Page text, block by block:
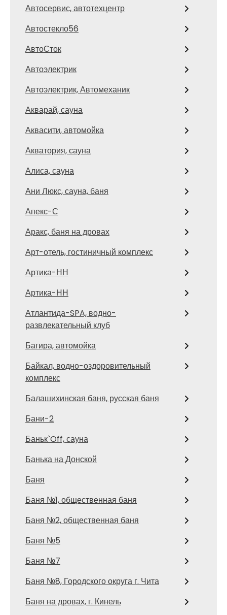
Автосервис, автотехцентр
Автостекло56
АвтоСток
Автоэлектрик
Автоэлектрик, Автомеханик
Акварай, сауна
Аквасити, автомойка
Акватория, сауна
Алиса, сауна
Ани Люкс, сауна, баня
Апекс-С
Аракс, баня на дровах
Арт-отель, гостиничный комплекс
Артика-НН
Артика-НН
Атлантида-SPA, водно-
развлекательный клуб
Багира, автомойка
Байкал, водно-оздоровительный
комплекс
Балашихинская баня, русская баня
Бани-2
Баньк`Off, сауна
Банька на Донской
Баня
Баня №1, общественная баня
Баня №2, общественная баня
Баня №5
Баня №7
Баня №8, Городского округа г. Чита
Баня на дровах, г. Кинель